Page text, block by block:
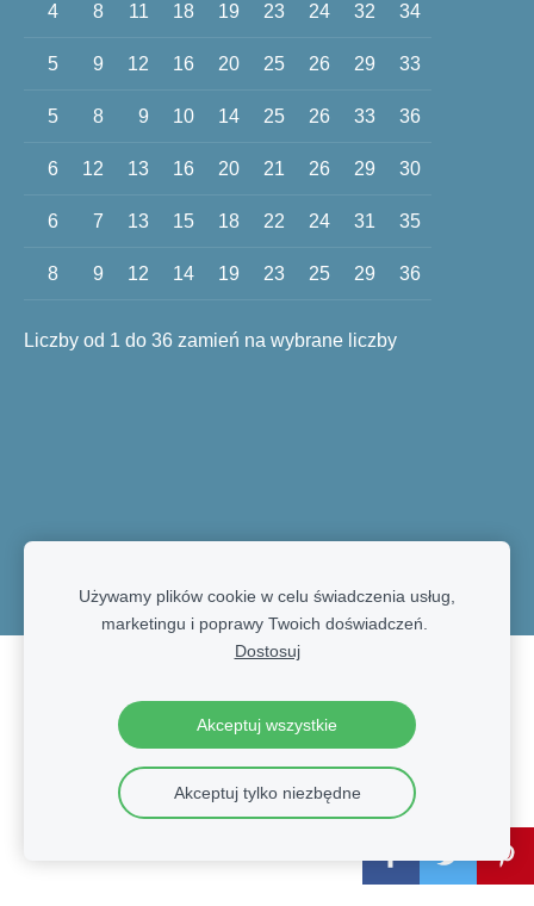
4 8 11 18 19 23 24 32 34
5 9 12 16 20 25 26 29 33
5 8 9 10 14 25 26 33 36
6 12 13 16 20 21 26 29 30
6 7 13 15 18 22 24 31 35
8 9 12 14 19 23 25 29 36
Liczby od 1 do 36 zamień na wybrane liczby
Używamy plików cookie w celu świadczenia usług,
marketingu i poprawy Twoich doświadczeń.
Dostosuj
Akceptuj wszystkie
Akceptuj tylko niezbędne